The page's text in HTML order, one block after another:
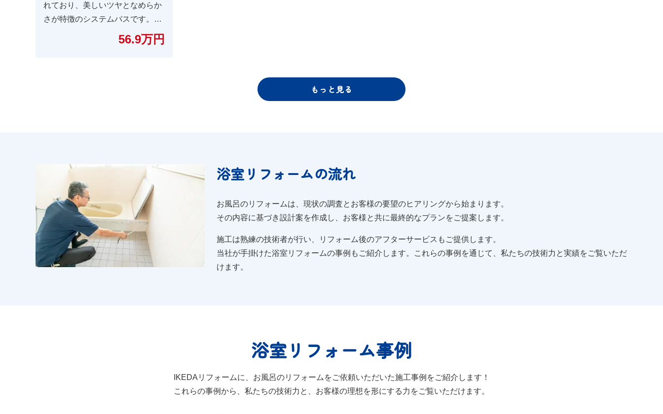
れており、美しいツヤとなめらか
さが特徴のシステムバスです。シ
ンプルだからこそ、自分好みに
様々なオプションの追加も可能
56.9万円
もっと見る
浴室リフォームの流れ
お風呂のリフォームは、現状の調査とお客様の要望のヒアリングから始まります。
その内容に基づき設計案を作成し、お客様と共に最終的なプランをご提案します。
施工は熟練の技術者が行い、リフォーム後のアフターサービスもご提供します。
当社が手掛けた浴室リフォームの事例もご紹介します。これらの事例を通じて、私たちの技術力と実績をご覧いただ
けます。
浴室リフォーム事例
IKEDAリフォームに、お風呂のリフォームをご依頼いただいた施工事例をご紹介します！
これらの事例から、私たちの技術力と、お客様の理想を形にする力をご覧いただけます。